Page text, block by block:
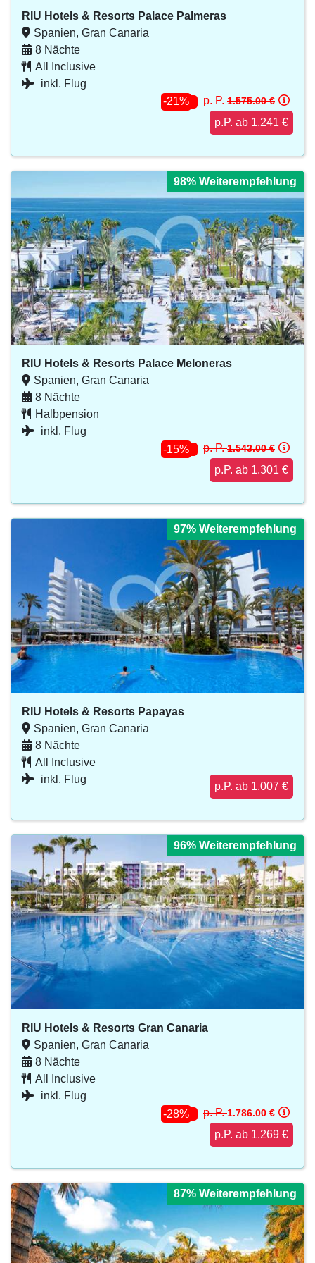
RIU Hotels & Resorts Palace Palmeras
Spanien, Gran Canaria
8 Nächte
All Inclusive
inkl. Flug
-21%
p. P.1.575.00 €
p.P. ab 1.241 €
98% Weiterempfehlung
98% Weiterempfehlung
98% Weiterempfehlung
98% Weiterempfehlung
98% Weiterempfehlung
RIU Hotels & Resorts Palace Meloneras
Spanien, Gran Canaria
8 Nächte
Halbpension
inkl. Flug
-15%
p. P.1.543.00 €
p.P. ab 1.301 €
97% Weiterempfehlung
97% Weiterempfehlung
97% Weiterempfehlung
97% Weiterempfehlung
97% Weiterempfehlung
RIU Hotels & Resorts Papayas
Spanien, Gran Canaria
8 Nächte
All Inclusive
inkl. Flug
p.P. ab 1.007 €
96% Weiterempfehlung
96% Weiterempfehlung
96% Weiterempfehlung
96% Weiterempfehlung
96% Weiterempfehlung
RIU Hotels & Resorts Gran Canaria
Spanien, Gran Canaria
8 Nächte
All Inclusive
inkl. Flug
-28%
p. P.1.786.00 €
p.P. ab 1.269 €
87% Weiterempfehlung
87% Weiterempfehlung
87% Weiterempfehlung
87% Weiterempfehlung
87% Weiterempfehlung